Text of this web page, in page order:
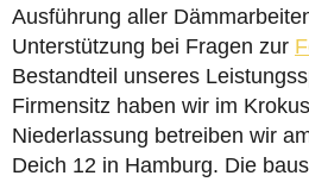
Ausführung aller
Unterstützung bei Fragen zur
Bestandteil unseres
Firmensitz haben wir im
Niederlassung betreiben wir
Deich 12 in Hamburg. Die